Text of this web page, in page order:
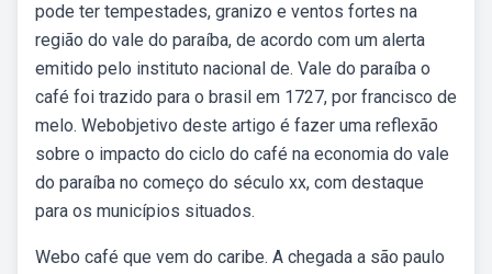
pode ter tempestades, granizo e ventos fortes na
região do vale do paraíba, de acordo com um alerta
emitido pelo instituto nacional de. Vale do paraíba o
café foi trazido para o brasil em 1727, por francisco de
melo. Webobjetivo deste artigo é fazer uma reflexão
sobre o impacto do ciclo do café na economia do vale
do paraíba no começo do século xx, com destaque
para os municípios situados.
Webo café que vem do caribe. A chegada a são paulo